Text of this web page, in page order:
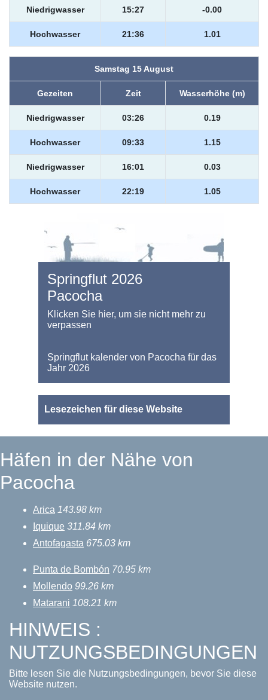
Niedrigwasser 15:27 -0.00
Hochwasser 21:36 1.01
Samstag 15 August
Gezeiten Zeit Wasserhöhe (m)
Niedrigwasser 03:26 0.19
Hochwasser 09:33 1.15
Niedrigwasser 16:01 0.03
Hochwasser 22:19 1.05
Springflut 2026
Pacocha
Klicken Sie hier, um sie nicht mehr zu
verpassen
Springflut kalender von Pacocha für das
Jahr 2026
Lesezeichen für diese Website
Häfen in der Nähe von
Pacocha
Arica 143.98 km
Iquique 311.84 km
Antofagasta 675.03 km
Punta de Bombón 70.95 km
Mollendo 99.26 km
Matarani 108.21 km
HINWEIS :
NUTZUNGSBEDINGUNGEN
Bitte lesen Sie die Nutzungsbedingungen, bevor Sie diese
Website nutzen.